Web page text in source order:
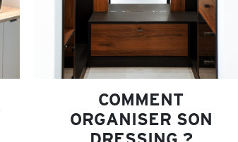
COMMENT
ORGANISER SON